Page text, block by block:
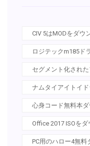
CIV 5はMODをダウ
ロジテックm185ド
セグメント化され
ナムタイアイトイ
心身コード無料本
Office 2017 ISOを
PC用のハロー4無料